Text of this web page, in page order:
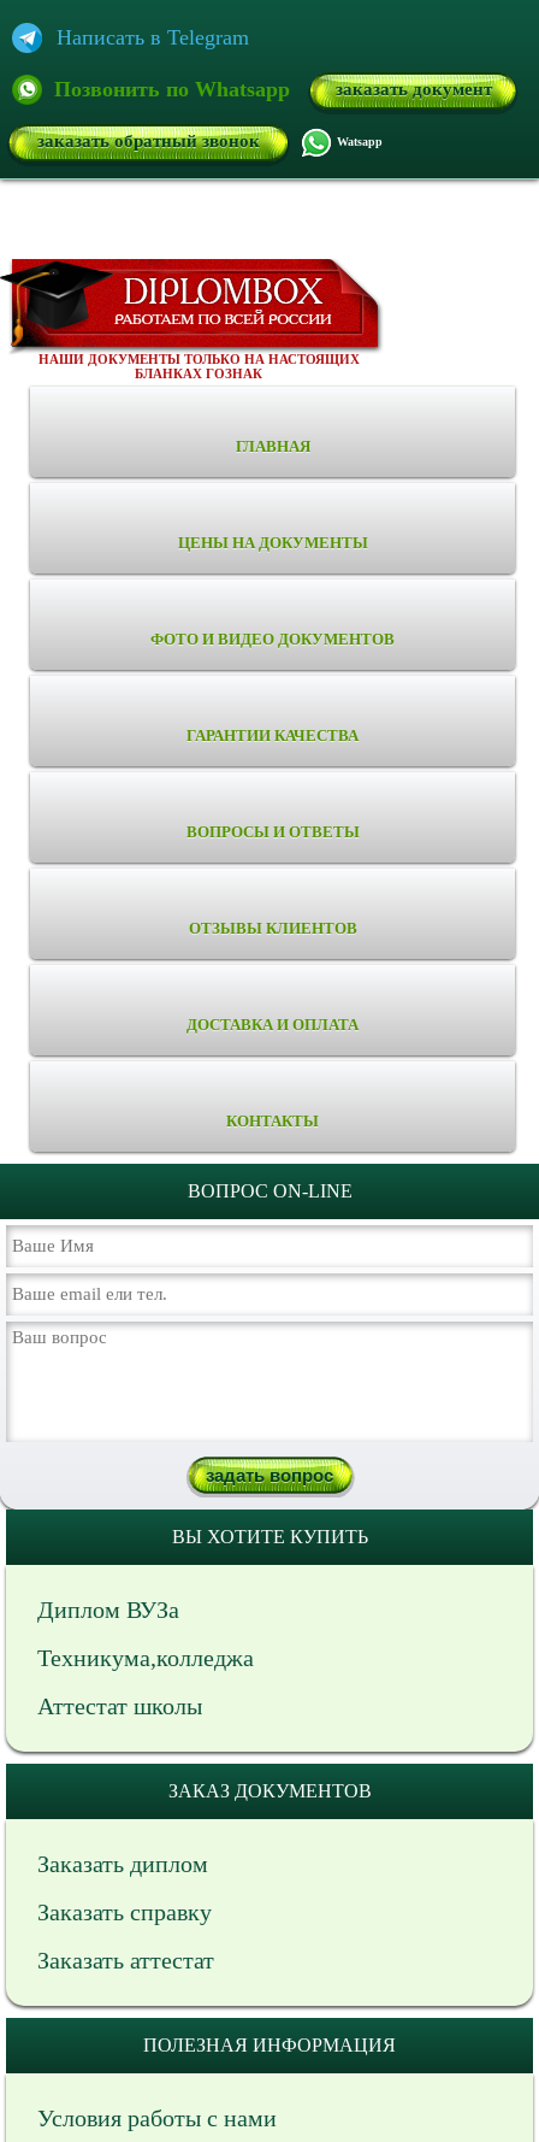
Написать в Telegram
Позвонить по Whatsapp заказать документ
заказать обратный звонок Watsapp
НАШИ ДОКУМЕНТЫ ТОЛЬКО НА НАСТОЯЩИХ
БЛАНКАХ ГОЗНАК
ГЛАВНАЯ
ЦЕНЫ НА ДОКУМЕНТЫ
ФОТО И ВИДЕО ДОКУМЕНТОВ
ГАРАНТИИ КАЧЕСТВА
ВОПРОСЫ И ОТВЕТЫ
ОТЗЫВЫ КЛИЕНТОВ
ДОСТАВКА И ОПЛАТА
КОНТАКТЫ
ВОПРОС ON-LINE
ВЫ ХОТИТЕ КУПИТЬ
Диплом ВУЗа
Техникума,колледжа
Аттестат школы
ЗАКАЗ ДОКУМЕНТОВ
Заказать диплом
Заказать справку
Заказать аттестат
ПОЛЕЗНАЯ ИНФОРМАЦИЯ
Условия работы с нами